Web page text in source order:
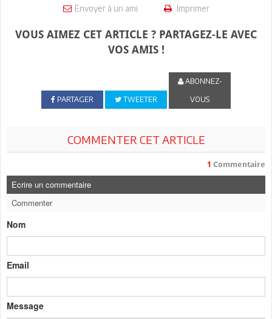
Envoyer à un ami Imprimer
VOUS AIMEZ CET ARTICLE ? PARTAGEZ-LE AVEC
VOS AMIS !
PARTAGER TWEETER
ABONNEZ-
VOUS
COMMENTER CET ARTICLE
1 Commentaire
Ecrire un commentaire
Commenter
Nom
Email
Message